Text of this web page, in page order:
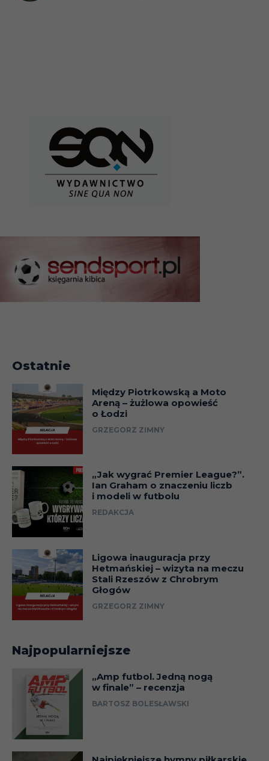
Ostatnie
Między Piotrkowską a Moto
Areną – żużlowa opowieść
o Łodzi
GRZEGORZ ZIMNY
„Jak wygrać Premier League?”.
Ian Graham o znaczeniu liczb
i modeli w futbolu
REDAKCJA
Ligowa inauguracja przy
Hetmańskiej – wizyta na meczu
Stali Rzeszów z Chrobrym
Głogów
GRZEGORZ ZIMNY
Najpopularniejsze
„Amp futbol. Jedną nogą
w finale” – recenzja
BARTOSZ BOLESŁAWSKI